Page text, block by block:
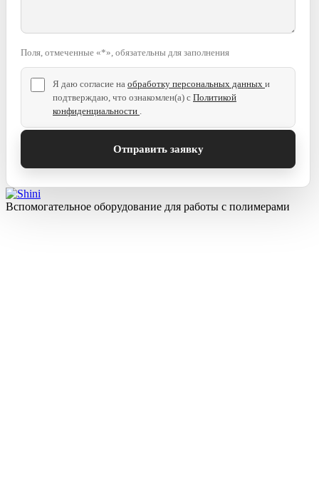
Поля, отмеченные «*», обязательны для заполнения
Я даю согласие на обработку персональных данных и
подтверждаю, что ознакомлен(а) с Политикой
конфиденциальности .
Вспомогательное оборудование для работы с полимерами